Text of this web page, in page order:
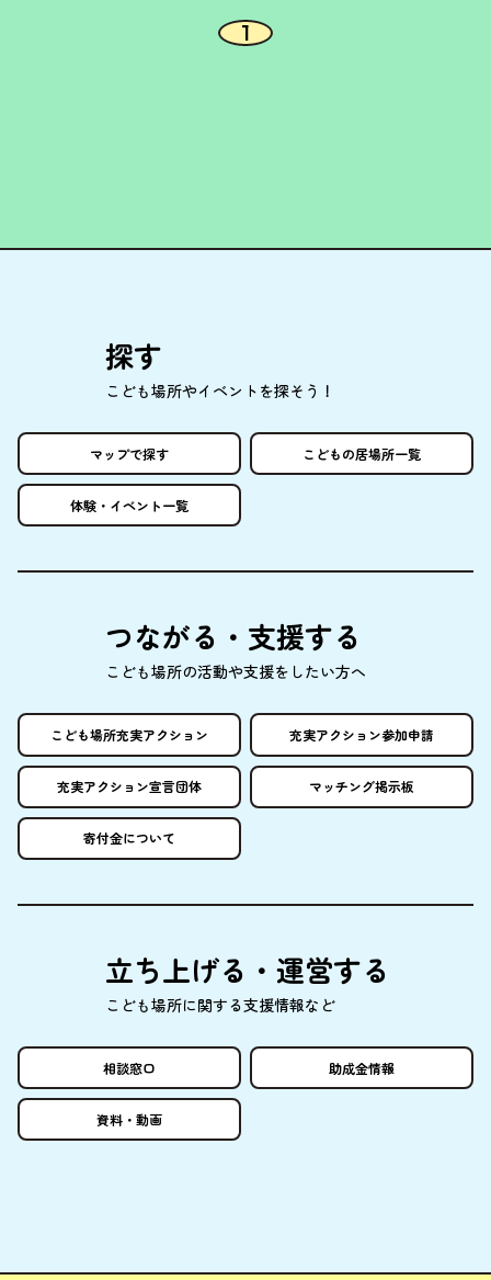
1
探す
こども場所やイベントを探そう！
マップで探す こどもの居場所一覧
体験 ・イベント一覧
つながる・ 支援する
こども場所の活動や支援をしたい方へ
こども場所充実アクション 充実アクション参加申請
充実アクション宣言団体 マッチング掲示板
寄付金について
立ち上げる・ 運営する
こども場所に関する支援情報など
相談窓口 助成金情報
資料 ・ 動画